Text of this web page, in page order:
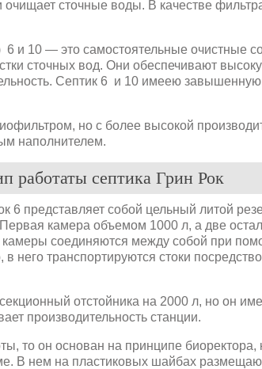
очищает сточные воды. В качестве
6 и 10 — это самостоятельные очистные
сточных вод. Они обеспечивают
Септик 6 и 10 имеею завышенную
но с более высокой
наполнителем.
работаты септика Грин Рок
6 представляет собой цельный литой
камера объемом 1000 л, а две
камеры соединяются между собой при
него транспортируются стоки
отстойника на 2000 л, но он
производительность станции.
то он основан на принципе биоректора,
В нем на пластиковых шайбах